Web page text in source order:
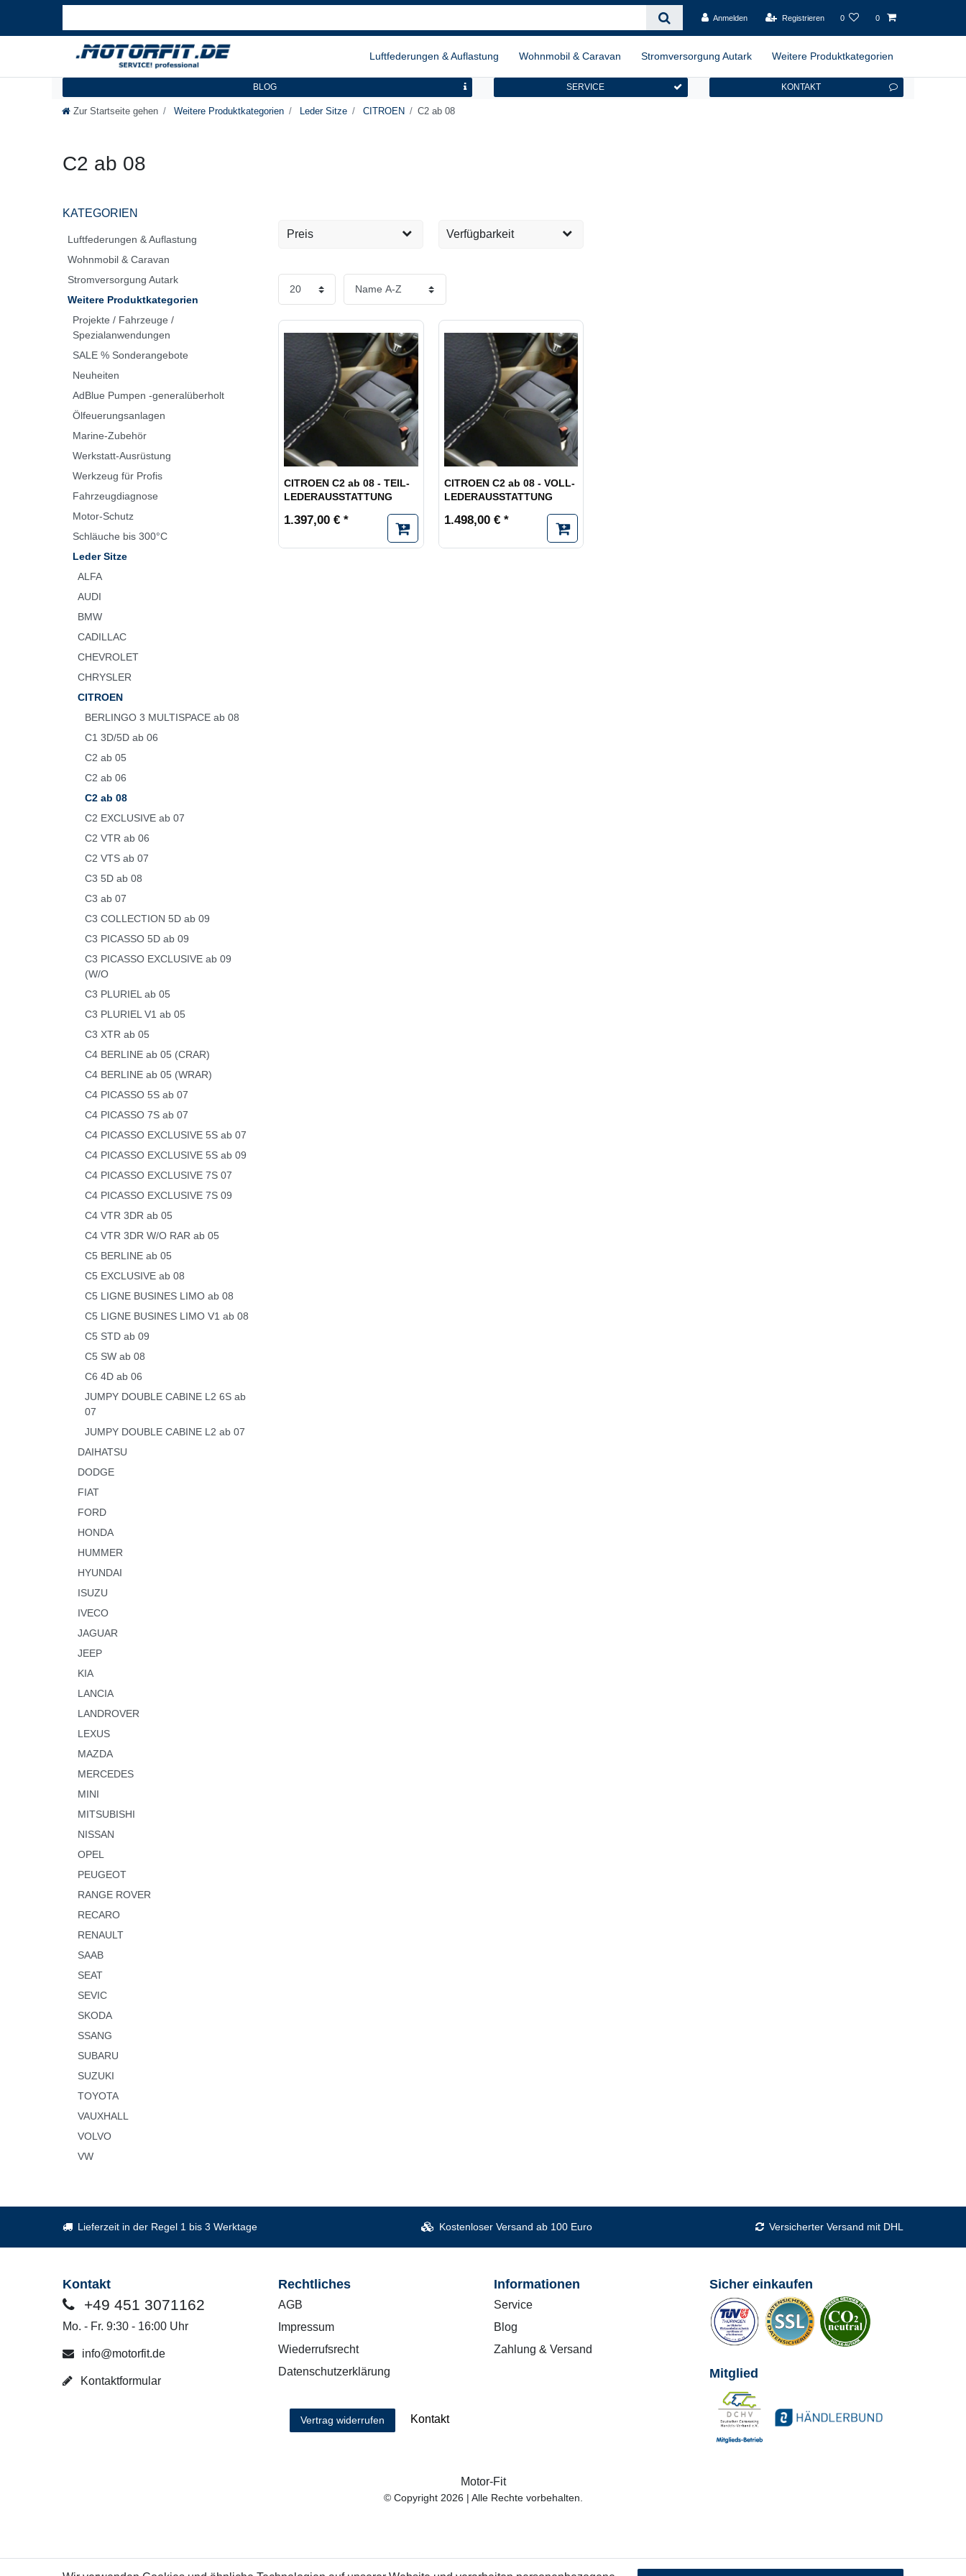
Anmelden Registrieren 0 0
Luftfederungen & Auflastung Wohnmobil & Caravan Stromversorgung Autark Weitere Produktkategorien
BLOG SERVICE KONTAKT
Zur Startseite gehen Weitere Produktkategorien Leder Sitze CITROEN C2 ab 08
C2 ab 08
KATEGORIEN
Luftfederungen & Auflastung
Wohnmobil & Caravan
Stromversorgung Autark
Weitere Produktkategorien
Projekte / Fahrzeuge /
Spezialanwendungen
SALE % Sonderangebote
Neuheiten
AdBlue Pumpen -generalüberholt
Ölfeuerungsanlagen
Marine-Zubehör
Werkstatt-Ausrüstung
Werkzeug für Profis
Fahrzeugdiagnose
Motor-Schutz
Schläuche bis 300°C
Leder Sitze
ALFA
AUDI
BMW
CADILLAC
CHEVROLET
CHRYSLER
CITROEN
BERLINGO 3 MULTISPACE ab 08
C1 3D/5D ab 06
C2 ab 05
C2 ab 06
C2 ab 08
C2 EXCLUSIVE ab 07
C2 VTR ab 06
C2 VTS ab 07
C3 5D ab 08
C3 ab 07
C3 COLLECTION 5D ab 09
C3 PICASSO 5D ab 09
C3 PICASSO EXCLUSIVE ab 09
(W/O
C3 PLURIEL ab 05
C3 PLURIEL V1 ab 05
C3 XTR ab 05
C4 BERLINE ab 05 (CRAR)
C4 BERLINE ab 05 (WRAR)
C4 PICASSO 5S ab 07
C4 PICASSO 7S ab 07
C4 PICASSO EXCLUSIVE 5S ab 07
C4 PICASSO EXCLUSIVE 5S ab 09
C4 PICASSO EXCLUSIVE 7S 07
C4 PICASSO EXCLUSIVE 7S 09
C4 VTR 3DR ab 05
C4 VTR 3DR W/O RAR ab 05
C5 BERLINE ab 05
C5 EXCLUSIVE ab 08
C5 LIGNE BUSINES LIMO ab 08
C5 LIGNE BUSINES LIMO V1 ab 08
C5 STD ab 09
C5 SW ab 08
C6 4D ab 06
JUMPY DOUBLE CABINE L2 6S ab
07
JUMPY DOUBLE CABINE L2 ab 07
DAIHATSU
DODGE
FIAT
FORD
HONDA
HUMMER
HYUNDAI
ISUZU
IVECO
JAGUAR
JEEP
KIA
LANCIA
LANDROVER
LEXUS
MAZDA
MERCEDES
MINI
MITSUBISHI
NISSAN
OPEL
PEUGEOT
RANGE ROVER
RECARO
RENAULT
SAAB
SEAT
SEVIC
SKODA
SSANG
SUBARU
SUZUKI
TOYOTA
VAUXHALL
VOLVO
VW
Preis Verfügbarkeit
CITROEN C2 ab 08 - TEIL-
LEDERAUSSTATTUNG
1.397,00 € *
CITROEN C2 ab 08 - VOLL-
LEDERAUSSTATTUNG
1.498,00 € *
Lieferzeit in der Regel 1 bis 3 Werktage Kostenloser Versand ab 100 Euro Versicherter Versand mit DHL
Kontakt
+49 451 3071162
Mo. - Fr. 9:30 - 16:00 Uhr
info@motorfit.de
Kontaktformular
Rechtliches
AGB
Impressum
Wiederrufsrecht
Datenschutzerklärung
Vertrag widerrufen Kontakt
Informationen
Service
Blog
Zahlung & Versand
Sicher einkaufen
Mitglied
Motor-Fit
© Copyright 2026 | Alle Rechte vorbehalten.